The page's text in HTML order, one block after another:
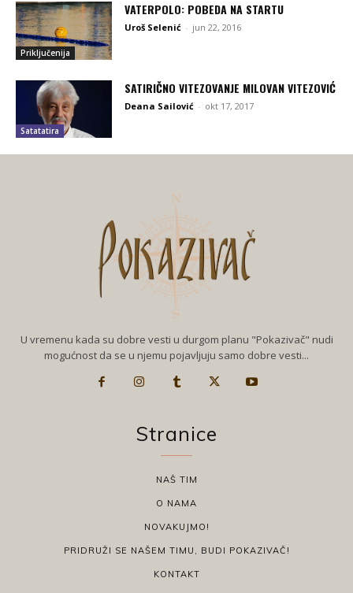
Priključenija
VATERPOLO: POBEDA NA STARTU
Uroš Selenić - jun 22, 2016
Satatatira
SATIRIČNO VITEZOVANJE MILOVAN VITEZOVIĆ
Deana Sailović - okt 17, 2017
U vremenu kada su dobre vesti u durgom planu "Pokazivač" nudi
mogućnost da se u njemu pojavljuju samo dobre vesti...
Stranice
NAŠ TIM
O NAMA
NOVAKUJMO!
PRIDRUŽI SE NAŠEM TIMU, BUDI POKAZIVAČ!
KONTAKT